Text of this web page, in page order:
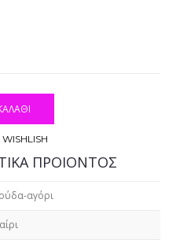
WISHLISH
ΠΡΟΙΟΝΤΟΣ
αγόρι